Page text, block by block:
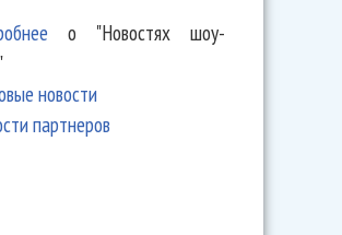
о "Новостях шоу-
новости
партнеров